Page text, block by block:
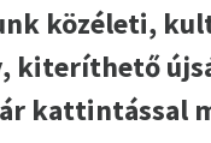
közéleti,
kiteríthető
kattintással